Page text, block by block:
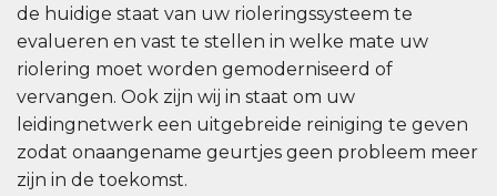
de huidige staat van uw rioleringssysteem te
evalueren en vast te stellen in welke mate uw
riolering moet worden gemoderniseerd of
vervangen. Ook zijn wij in staat om uw
leidingnetwerk een uitgebreide reiniging te geven
zodat onaangename geurtjes geen probleem meer
zijn in de toekomst.